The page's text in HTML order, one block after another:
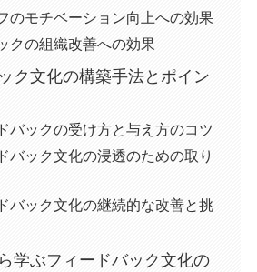
のモチベーション向上への効果
クの組織改善への効果
ク文化の構築手法とポイン
バックの受け方と与え方のコツ
バック文化の浸透のための取り
バック文化の継続的な改善と挑
学ぶフィードバック文化の